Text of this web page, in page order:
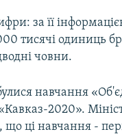
за її
тисячі одиниць
човни.
навчання
2020».
що ці навчання -